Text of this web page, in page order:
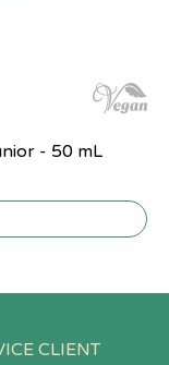
- 50 mL
CLIENT